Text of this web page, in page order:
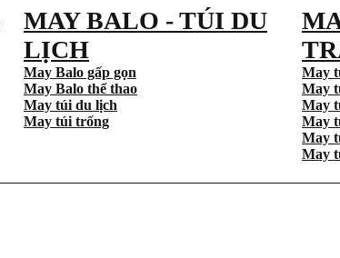
MAY BALO - TÚI DU
LỊCH
May Balo gấp gọn
May Balo thể thao
May túi du lịch
May túi trống
May
May
May
May
May
May